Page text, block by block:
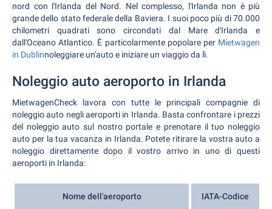
nord con l'Irlanda del Nord. Nel complesso, l'Irlanda non è più
grande dello stato federale della Baviera. I suoi poco più di 70.000
chilometri quadrati sono circondati dal Mare d'Irlanda e
dall'Oceano Atlantico. È particolarmente popolare per Mietwagen
in Dublinnoleggiare un'auto e iniziare un viaggio da lì.
Noleggio auto aeroporto in Irlanda
MietwagenCheck lavora con tutte le principali compagnie di
noleggio auto negli aeroporti in Irlanda. Basta confrontare i prezzi
del noleggio auto sul nostro portale e prenotare il tuo noleggio
auto per la tua vacanza in Irlanda. Potete ritirare la vostra auto a
noleggio direttamente dopo il vostro arrivo in uno di questi
aeroporti in Irlanda:
Nome dell'aeroporto IATA-Codice